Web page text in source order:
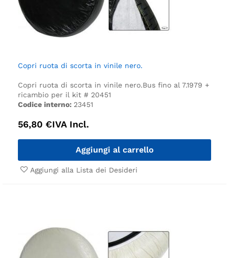
Copri ruota di scorta in vinile nero.
Copri ruota di scorta in vinile nero.Bus fino al 7.1979 +
ricambio per il kit # 20451
Codice interno: 23451
56,80 €IVA Incl.
Aggiungi al carrello
Aggiungi alla Lista dei Desideri